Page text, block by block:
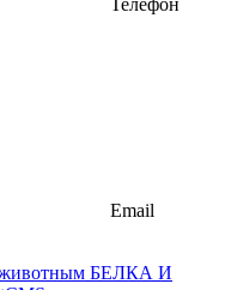
Email
животным БЕЛКА И